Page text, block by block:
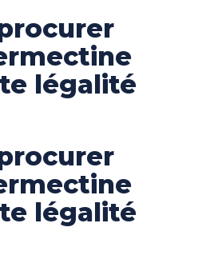
légalité
légalité